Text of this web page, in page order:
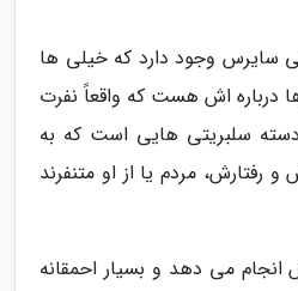
سایرس وجود دارد که خیلی ها
درباره اش هست که واقعاً نفرت
سلبریتی هایی است که به
مردم یا از او متنفرند
انجام می دهد و بسیار احمقانه